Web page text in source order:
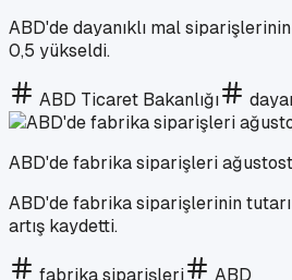
ABD'de dayanıklı mal
0,5 yükseldi.
ABD Ticaret Bakanlığı
ABD'de fabrika siparişleri
ABD'de fabrika siparişlerinin
artış kaydetti.
fabrika siparişleri ABD